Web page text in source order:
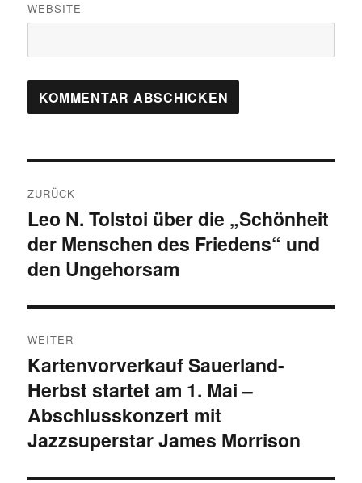
WEBSITE
ZURÜCK
Vorheriger
Beitrag:
Leo N. Tolstoi über die „Schönheit
der Menschen des Friedens“ und
den Ungehorsam
WEITER
Nächster
Beitrag:
Kartenvorverkauf Sauerland-
Herbst startet am 1. Mai –
Abschlusskonzert mit
Jazzsuperstar James Morrison